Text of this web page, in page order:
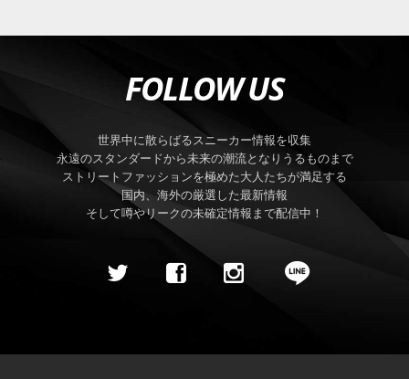
FOLLOW US
世界中に散らばるスニーカー情報を収集
永遠のスタンダードから未来の潮流となりうるものまで
ストリートファッションを極めた大人たちが満足する
国内、海外の厳選した最新情報
そして噂やリークの未確定情報まで配信中！